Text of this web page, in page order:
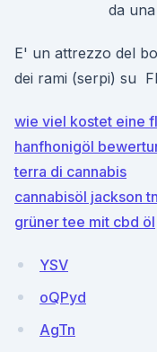
da
E' un attrezzo del
dei rami (serpi) su
wie viel kostet eine
hanfhonigöl
terra di cannabis
cannabisöl jackson tn
grüner tee mit cbd öl
YSV
oQPyd
AgTn